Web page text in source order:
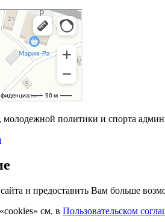
политики и спорта
и предоставить Вам больше
см. в Пользовательском